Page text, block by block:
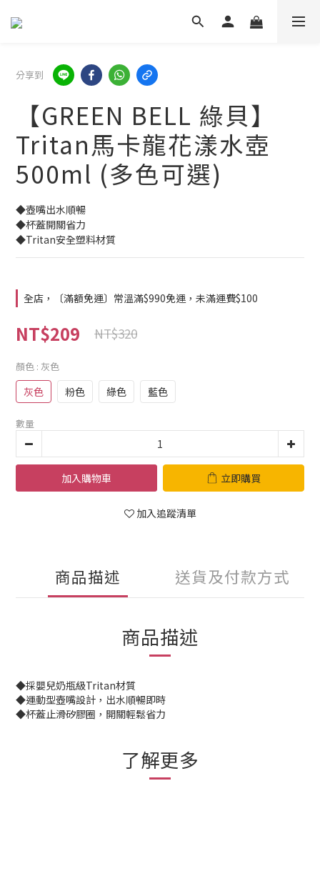
分享到
【GREEN BELL 綠貝】
Tritan馬卡龍花漾水壺
500ml (多色可選)
◆壺嘴出水順暢
◆杯蓋開關省力
◆Tritan安全塑料材質
全店，〔滿額免運〕常溫滿$990免運，未滿運費$100
NT$209 NT$320
顏色 : 灰色
灰色 粉色 綠色 藍色
數量
加入購物車 立即購買
加入追蹤清單
商品描述 送貨及付款方式
商品描述
◆採嬰兒奶瓶級Tritan材質
◆運動型壺嘴設計，出水順暢即時
◆杯蓋止滑矽膠圈，開關輕鬆省力
了解更多